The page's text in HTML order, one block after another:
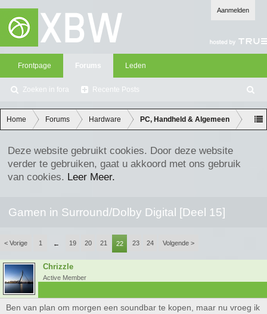
Aanmelden
Frontpage Forums
Zoeken in fora Recente Posts
Leden
oe
ke
n
Home Forums Hardware PC, Handheld & Algemeen
Deze website gebruikt cookies. Door deze website
verder te gebruiken, gaat u akkoord met ons gebruik
van cookies. Leer Meer.
Gamen in Surround/Dolby Digital [Deel 15]
< Vorige 1 ← 19 20 21 22 23 24 Volgende >
Chrizzle
Active Member
Ben van plan om morgen een soundbar te kopen, maar nu vroeg ik